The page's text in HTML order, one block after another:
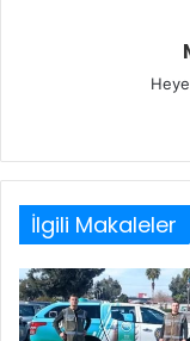
İlgili Makaleler